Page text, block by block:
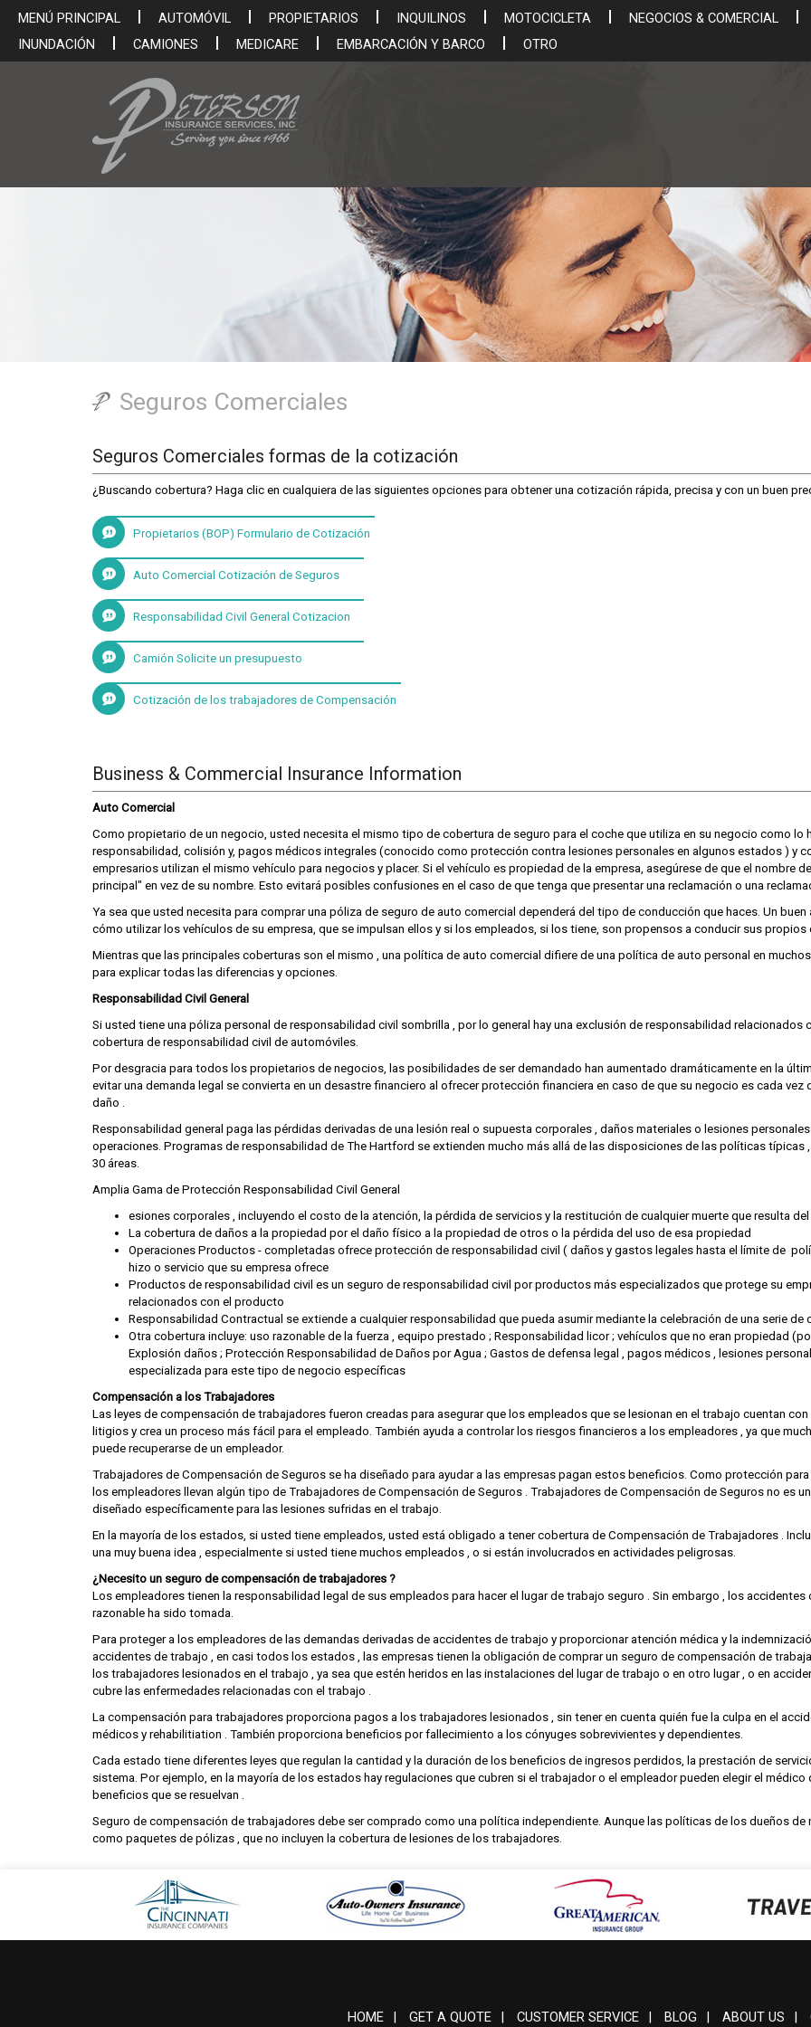
MENÚ PRINCIPAL AUTOMÓVIL PROPIETARIOS INQUILINOS MOTOCICLETA
NEGOCIOS & COMERCIAL
INUNDACIÓN
CAMIONES MEDICARE EMBARCACIÓN Y BARCO OTRO
Seguros Comerciales
Seguros Comerciales formas de la cotización
¿Buscando cobertura? Haga clic en cualquiera de las siguientes opciones para obtener una cotización rápida, precisa y con un buen
Propietarios (BOP) Formulario de Cotización
Auto Comercial Cotización de Seguros
Responsabilidad Civil General Cotizacion
Camión Solicite un presupuesto
Cotización de los trabajadores de Compensación
Business & Commercial Insurance Information
Auto Comercial
Como propietario de un negocio, usted necesita el mismo tipo de cobertura de seguro para el coche que utiliza en su negocio como lo
responsabilidad, colisión y, pagos médicos integrales (conocido como protección contra lesiones personales en algunos estados ) y
empresarios utilizan el mismo vehículo para negocios y placer. Si el vehículo es propiedad de la empresa, asegúrese de que el nombre
principal" en vez de su nombre. Esto evitará posibles confusiones en el caso de que tenga que presentar una reclamación o una
Ya sea que usted necesita para comprar una póliza de seguro de auto comercial dependerá del tipo de conducción que haces. Un
cómo utilizar los vehículos de su empresa, que se impulsan ellos y si los empleados, si los tiene, son propensos a conducir sus
Mientras que las principales coberturas son el mismo , una política de auto comercial difiere de una política de auto personal en
para explicar todas las diferencias y opciones.
Responsabilidad Civil General
Si usted tiene una póliza personal de responsabilidad civil sombrilla , por lo general hay una exclusión de responsabilidad relacionados
cobertura de responsabilidad civil de automóviles.
Por desgracia para todos los propietarios de negocios, las posibilidades de ser demandado han aumentado dramáticamente en la
evitar una demanda legal se convierta en un desastre financiero al ofrecer protección financiera en caso de que su negocio es cada
daño .
Responsabilidad general paga las pérdidas derivadas de una lesión real o supuesta corporales , daños materiales o lesiones
operaciones. Programas de responsabilidad de The Hartford se extienden mucho más allá de las disposiciones de las políticas típicas
30 áreas.
Amplia Gama de Protección Responsabilidad Civil General
esiones corporales , incluyendo el costo de la atención, la pérdida de servicios y la restitución de cualquier muerte que resulta
La cobertura de daños a la propiedad por el daño físico a la propiedad de otros o la pérdida del uso de esa propiedad
Operaciones Productos - completadas ofrece protección de responsabilidad civil ( daños y gastos legales hasta el límite de
hizo o servicio que su empresa ofrece
Productos de responsabilidad civil es un seguro de responsabilidad civil por productos más especializados que protege su
relacionados con el producto
Responsabilidad Contractual se extiende a cualquier responsabilidad que pueda asumir mediante la celebración de una serie de
Otra cobertura incluye: uso razonable de la fuerza , equipo prestado ; Responsabilidad licor ; vehículos que no eran propiedad
Explosión daños ; Protección Responsabilidad de Daños por Agua ; Gastos de defensa legal , pagos médicos , lesiones
especializada para este tipo de negocio específicas
Compensación a los Trabajadores
Las leyes de compensación de trabajadores fueron creadas para asegurar que los empleados que se lesionan en el trabajo cuentan
litigios y crea un proceso más fácil para el empleado. También ayuda a controlar los riesgos financieros a los empleadores , ya que
puede recuperarse de un empleador.
Trabajadores de Compensación de Seguros se ha diseñado para ayudar a las empresas pagan estos beneficios. Como protección
los empleadores llevan algún tipo de Trabajadores de Compensación de Seguros . Trabajadores de Compensación de Seguros no es
diseñado específicamente para las lesiones sufridas en el trabajo.
En la mayoría de los estados, si usted tiene empleados, usted está obligado a tener cobertura de Compensación de Trabajadores .
una muy buena idea , especialmente si usted tiene muchos empleados , o si están involucrados en actividades peligrosas.
¿Necesito un seguro de compensación de trabajadores ?
Los empleadores tienen la responsabilidad legal de sus empleados para hacer el lugar de trabajo seguro . Sin embargo , los
razonable ha sido tomada.
Para proteger a los empleadores de las demandas derivadas de accidentes de trabajo y proporcionar atención médica y la
accidentes de trabajo , en casi todos los estados , las empresas tienen la obligación de comprar un seguro de compensación de
los trabajadores lesionados en el trabajo , ya sea que estén heridos en las instalaciones del lugar de trabajo o en otro lugar , o en
cubre las enfermedades relacionadas con el trabajo .
La compensación para trabajadores proporciona pagos a los trabajadores lesionados , sin tener en cuenta quién fue la culpa en el
médicos y rehabilitiation . También proporciona beneficios por fallecimiento a los cónyuges sobrevivientes y dependientes.
Cada estado tiene diferentes leyes que regulan la cantidad y la duración de los beneficios de ingresos perdidos, la prestación de
sistema. Por ejemplo, en la mayoría de los estados hay regulaciones que cubren si el trabajador o el empleador pueden elegir el
beneficios que se resuelvan .
Seguro de compensación de trabajadores debe ser comprado como una política independiente. Aunque las políticas de los dueños de
como paquetes de pólizas , que no incluyen la cobertura de lesiones de los trabajadores.
HOME | GET A QUOTE | CUSTOMER SERVICE | BLOG | ABOUT US |